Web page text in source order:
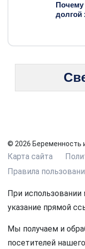
Почему
долгой
© 2026 Беременность
Карта сайта
Правила
При использовании
указание прямой
Мы получаем и
посетителей